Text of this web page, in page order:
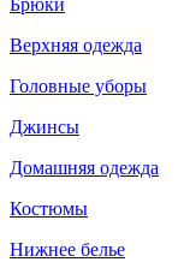
Брюки
Верхняя одежда
Головные уборы
Джинсы
Домашняя одежда
Костюмы
Нижнее белье